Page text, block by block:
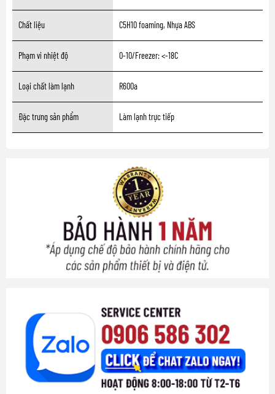
Chất liệu C5H10 foaming, Nhựa ABS
Phạm vi nhiệt độ 0-10/Freezer: <-18C
Loại chất làm lạnh R600a
Đặc trưng sản phẩm Làm lạnh trực tiếp